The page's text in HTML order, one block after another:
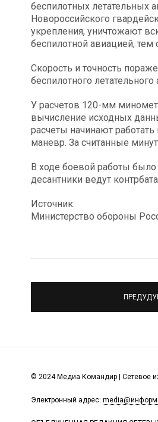
беспилотных летательных
Новороссийского
укрепления, уничтожают
беспилотной авиацией,
Скорость и точность
беспилотного летательного
У расчетов 120-мм
вычисление исходных
расчеты начинают
маневр. За считанные
В ходе боевой работы
десантники ведут
Источник:
Министерство обороны
© 2024 Медиа Командир | Сетевое
Электронный адрес: